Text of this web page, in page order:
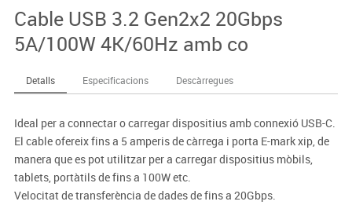
Cable USB 3.2 Gen2x2 20Gbps
5A/100W 4K/60Hz amb co
Detalls Especificacions Descàrregues
Ideal per a connectar o carregar dispositius amb connexió USB-C.
El cable ofereix fins a 5 amperis de càrrega i porta E-mark xip, de
manera que es pot utilitzar per a carregar dispositius mòbils,
tablets, portàtils de fins a 100W etc.
Velocitat de transferència de dades de fins a 20Gbps.